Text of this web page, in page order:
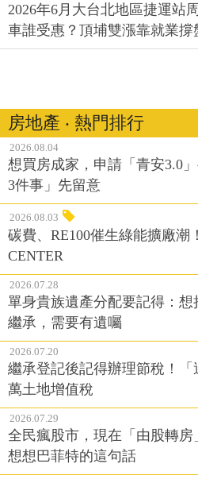
2026年6月大台北地區捷運站
車誰受惠？頂埔雙漲靠就業撐
房地產 ‧ 熱門排行
2026.08.04
想買房成家，申請「青安3.0
3件事」先留意
2026.08.03
碳費、RE100催生綠能擴廠潮
CENTER
2026.07.28
單身貴族遺產分配要記得：
繼承，需要有遺囑
2026.07.20
繼承登記後記得辦理節稅！
萬土地增值稅
2026.07.29
全民瘋股市，現在「由股轉
想想巴菲特的這句話